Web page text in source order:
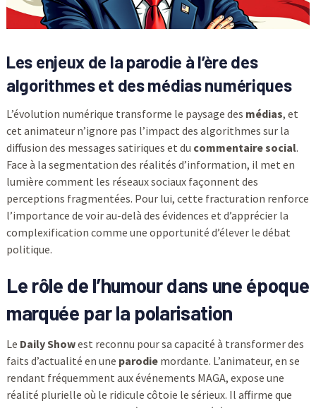
Les enjeux de la parodie à l’ère des
algorithmes et des médias numériques
L’évolution numérique transforme le paysage des médias, et
cet animateur n’ignore pas l’impact des algorithmes sur la
diffusion des messages satiriques et du commentaire social.
Face à la segmentation des réalités d’information, il met en
lumière comment les réseaux sociaux façonnent des
perceptions fragmentées. Pour lui, cette fracturation renforce
l’importance de voir au-delà des évidences et d’apprécier la
complexification comme une opportunité d’élever le débat
politique.
Le rôle de l’humour dans une époque
marquée par la polarisation
Le Daily Showest reconnu pour sa capacité à transformer des
faits d’actualité en une parodiemordante. L’animateur, en se
rendant fréquemment aux événements MAGA, expose une
réalité plurielle où le ridicule côtoie le sérieux. Il affirme que